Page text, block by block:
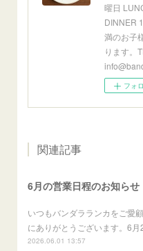
曜日
DINNER
満のお子
ります。
フォ
関連記事
6月の営業日程のお知らせ
いつもバンダラランカをご愛
にありがとうございます。6月
2026.06.01 13:57